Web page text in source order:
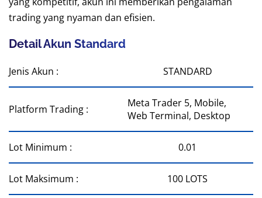
trading yang nyaman dan efisien.
Detail Akun Standard
Jenis Akun : STANDARD
Platform Trading :
Meta Trader 5, Mobile,
Web Terminal, Desktop
Lot Minimum : 0.01
Lot Maksimum : 100 LOTS